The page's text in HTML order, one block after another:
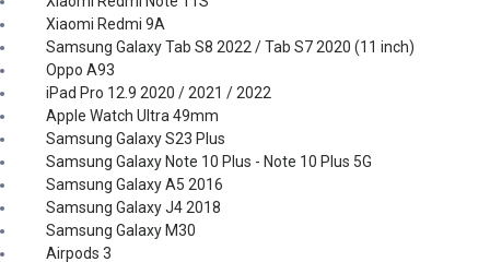
Xiaomi Redmi 9A
Samsung Galaxy Tab S8 2022 / Tab S7 2020 (11 inch)
Oppo A93
iPad Pro 12.9 2020 / 2021 / 2022
Apple Watch Ultra 49mm
Samsung Galaxy S23 Plus
Samsung Galaxy Note 10 Plus - Note 10 Plus 5G
Samsung Galaxy A5 2016
Samsung Galaxy J4 2018
Samsung Galaxy M30
Airpods 3